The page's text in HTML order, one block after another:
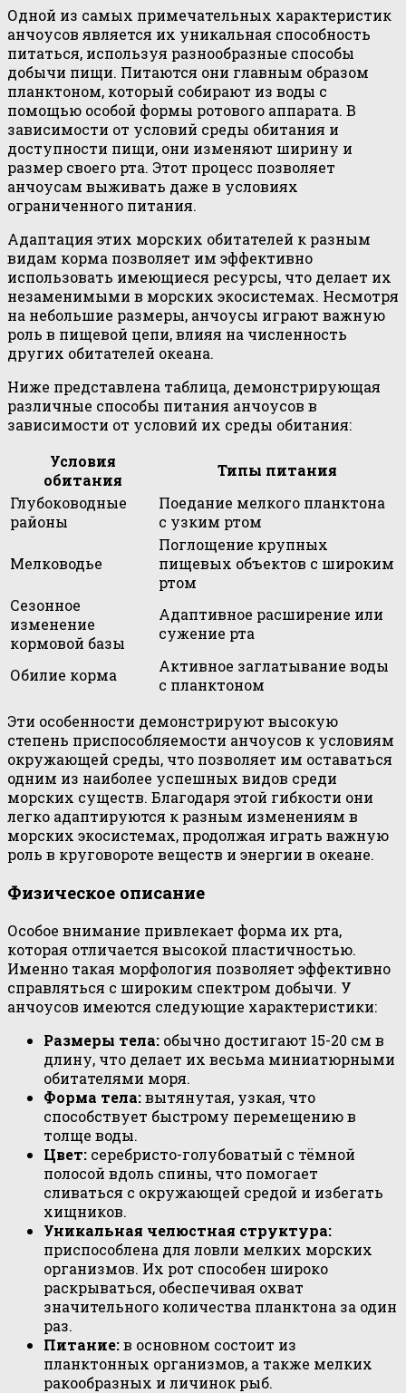
Одной из самых примечательных характеристик
анчоусов является их уникальная способность
питаться, используя разнообразные способы
добычи пищи. Питаются они главным образом
планктоном, который собирают из воды с
помощью особой формы ротового аппарата. В
зависимости от условий среды обитания и
доступности пищи, они изменяют ширину и
размер своего рта. Этот процесс позволяет
анчоусам выживать даже в условиях
ограниченного питания.
Адаптация этих морских обитателей к разным
видам корма позволяет им эффективно
использовать имеющиеся ресурсы, что делает их
незаменимыми в морских экосистемах. Несмотря
на небольшие размеры, анчоусы играют важную
роль в пищевой цепи, влияя на численность
других обитателей океана.
Ниже представлена таблица, демонстрирующая
различные способы питания анчоусов в
зависимости от условий их среды обитания:
Условия
обитания
Типы питания
Глубоководные
районы
Поедание мелкого планктона
с узким ртом
Мелководье
Поглощение крупных
пищевых объектов с широким
ртом
Сезонное
изменение
кормовой базы
Адаптивное расширение или
сужение рта
Обилие корма
Активное заглатывание воды
с планктоном
Эти особенности демонстрируют высокую
степень приспособляемости анчоусов к условиям
окружающей среды, что позволяет им оставаться
одним из наиболее успешных видов среди
морских существ. Благодаря этой гибкости они
легко адаптируются к разным изменениям в
морских экосистемах, продолжая играть важную
роль в круговороте веществ и энергии в океане.
Физическое описание
Особое внимание привлекает форма их рта,
которая отличается высокой пластичностью.
Именно такая морфология позволяет эффективно
справляться с широким спектром добычи. У
анчоусов имеются следующие характеристики:
Размеры тела: обычно достигают 15-20 см в
длину, что делает их весьма миниатюрными
обитателями моря.
Форма тела:вытянутая, узкая, что
способствует быстрому перемещению в
толще воды.
Цвет: серебристо-голубоватый с тёмной
полосой вдоль спины, что помогает
сливаться с окружающей средой и избегать
хищников.
Уникальная челюстная структура:
приспособлена для ловли мелких морских
организмов. Их рот способен широко
раскрываться, обеспечивая охват
значительного количества планктона за один
раз.
Питание:в основном состоит из
планктонных организмов, а также мелких
ракообразных и личинок рыб.